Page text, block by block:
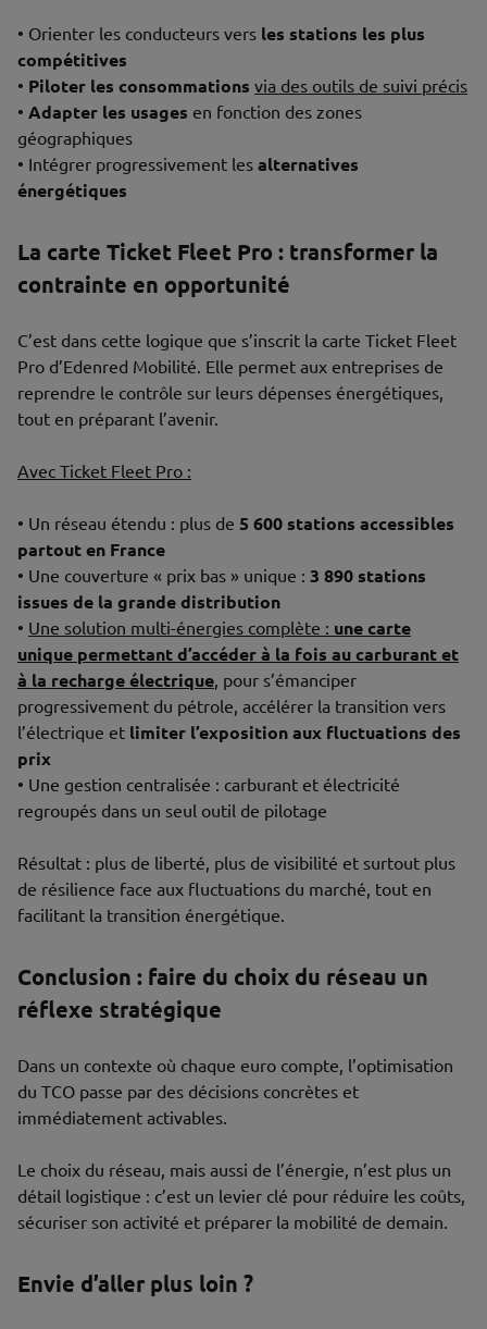
• Orienter les conducteurs vers les stations les plus
compétitives
• Piloter les consommations via des outils de suivi précis
• Adapter les usages en fonction des zones
géographiques
• Intégrer progressivement les alternatives
énergétiques
La carte Ticket Fleet Pro : transformer la
contrainte en opportunité
C’est dans cette logique que s’inscrit la carte Ticket Fleet
Pro d’Edenred Mobilité. Elle permet aux entreprises de
reprendre le contrôle sur leurs dépenses énergétiques,
tout en préparant l’avenir.
Avec Ticket Fleet Pro :
• Un réseau étendu : plus de 5 600 stations accessibles
partout en France
• Une couverture « prix bas » unique : 3 890 stations
issues de la grande distribution
• Une solution multi-énergies complète : une carte
unique permettant d’accéder à la fois au carburant et
à la recharge électrique, pour s’émanciper
progressivement du pétrole, accélérer la transition vers
l’électrique et limiter l’exposition aux fluctuations des
prix
• Une gestion centralisée : carburant et électricité
regroupés dans un seul outil de pilotage
Résultat : plus de liberté, plus de visibilité et surtout plus
de résilience face aux fluctuations du marché, tout en
facilitant la transition énergétique.
Conclusion : faire du choix du réseau un
réflexe stratégique
Dans un contexte où chaque euro compte, l’optimisation
du TCO passe par des décisions concrètes et
immédiatement activables.
Le choix du réseau, mais aussi de l’énergie, n’est plus un
détail logistique : c’est un levier clé pour réduire les coûts,
sécuriser son activité et préparer la mobilité de demain.
Envie d’aller plus loin ?